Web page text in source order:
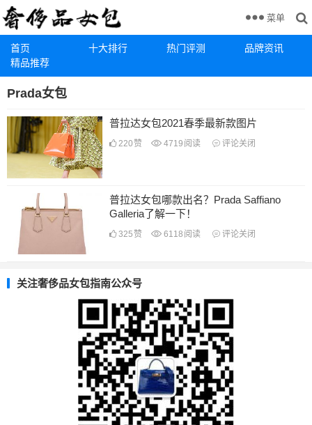
首页 十大排行 热门评测
品牌资讯
精品推荐
菜单
Prada女包
普拉达女包2021春季最新款图片
220 赞 4719 阅读 评论关闭
普拉达女包哪款出名？Prada Saffiano
Galleria了解一下！
325 赞 6118 阅读 评论关闭
关注奢侈品女包指南公众号